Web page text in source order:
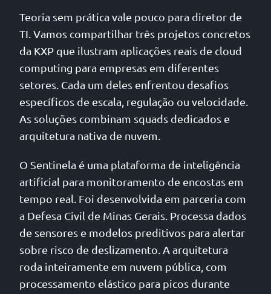
Teoria sem prática vale pouco para diretor de
TI. Vamos compartilhar três projetos concretos
da KXP que ilustram aplicações reais de cloud
computing para empresas em diferentes
setores. Cada um deles enfrentou desafios
específicos de escala, regulação ou velocidade.
As soluções combinam squads dedicados e
arquitetura nativa de nuvem.
O Sentinela é uma plataforma de inteligência
artificial para monitoramento de encostas em
tempo real. Foi desenvolvida em parceria com
a Defesa Civil de Minas Gerais. Processa dados
de sensores e modelos preditivos para alertar
sobre risco de deslizamento. A arquitetura
roda inteiramente em nuvem pública, com
processamento elástico para picos durante